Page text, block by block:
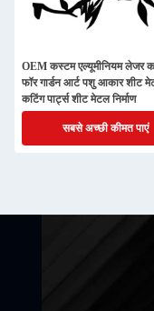
OEM कस्टम एल्यूमीनियम लेजर
फॉर गार्डन आर्ट पशु आकार शीट
कटिंग पार्ट्स शीट मेटल निर्माण
सबसे अच्छी कीमत पाएं